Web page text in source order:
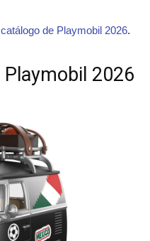
catálogo de Playmobil 2026.
2026